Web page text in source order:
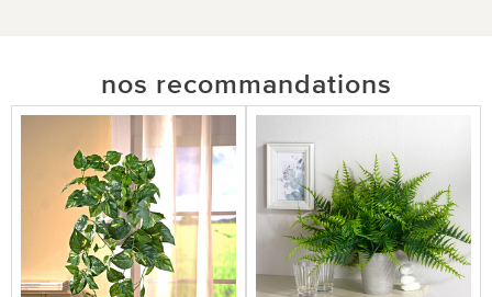
nos recommandations